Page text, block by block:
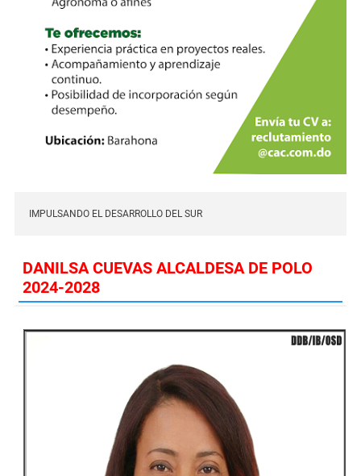
IMPULSANDO EL DESARROLLO DEL SUR
DANILSA CUEVAS ALCALDESA DE POLO
2024-2028